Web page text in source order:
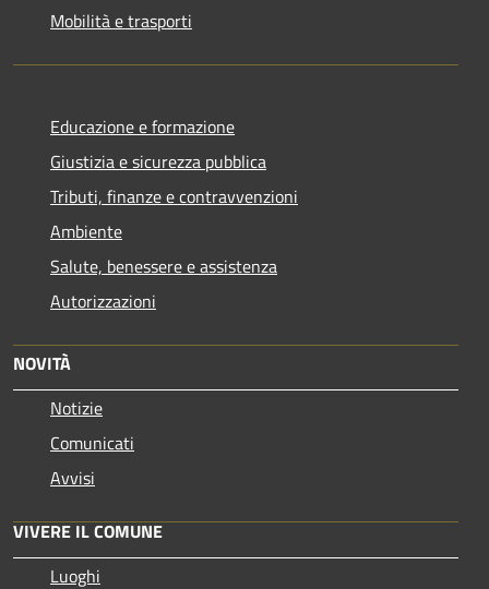
Mobilità e trasporti
Educazione e formazione
Giustizia e sicurezza pubblica
Tributi, finanze e contravvenzioni
Ambiente
Salute, benessere e assistenza
Autorizzazioni
NOVITÀ
Notizie
Comunicati
Avvisi
VIVERE IL COMUNE
Luoghi